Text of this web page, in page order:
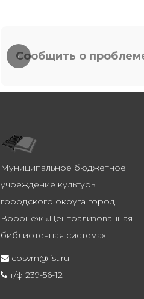
‹
Сообщить о
Муниципальное бюджетное
учреждение культуры
городского округа город
Воронеж «Централизованная
библиотечная система»
cbsvrn@list.ru
т/ф 239-56-12